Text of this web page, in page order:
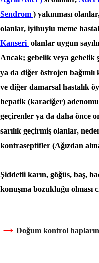
Sendrom ) yakınması
olanlar, iyihuylu meme
Kanseri olanlar uygun
Ancak; gebelik veya gebelik
ya da diğer östrojen bağımlı
ve diğer damarsal hastalık
hepatik (karaciğer) adenomu
geçirenler ya da daha önce
sarılık geçirmiş olanlar,
kontraseptifler (Ağızdan
Şiddetli karın, göğüs, baş,
konuşma bozukluğu olması
→ Doğum kontrol